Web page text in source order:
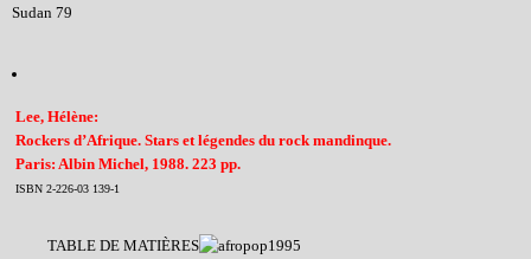
Sudan 79
Lee, Hélène:
Rockers d’Afrique. Stars et légendes du rock mandinque.
Paris: Albin Michel, 1988. 223 pp.
ISBN 2-226-03 139-1
TABLE DE MATIÈRES